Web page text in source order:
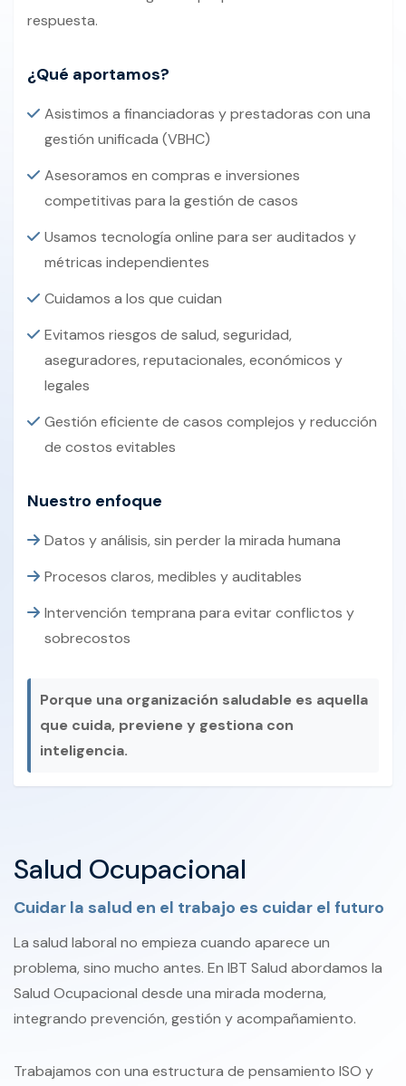
respuesta.
¿Qué aportamos?
Asistimos a financiadoras y prestadoras con una
gestión unificada (VBHC)
Asesoramos en compras e inversiones
competitivas para la gestión de casos
Usamos tecnología online para ser auditados y
métricas independientes
Cuidamos a los que cuidan
Evitamos riesgos de salud, seguridad,
aseguradores, reputacionales, económicos y
legales
Gestión eficiente de casos complejos y reducción
de costos evitables
Nuestro enfoque
Datos y análisis, sin perder la mirada humana
Procesos claros, medibles y auditables
Intervención temprana para evitar conflictos y
sobrecostos
Porque una organización saludable es aquella
que cuida, previene y gestiona con
inteligencia.
Salud Ocupacional
Cuidar la salud en el trabajo es cuidar el futuro
La salud laboral no empieza cuando aparece un
problema, sino mucho antes. En IBT Salud abordamos la
Salud Ocupacional desde una mirada moderna,
integrando prevención, gestión y acompañamiento.
Trabajamos con una estructura de pensamiento ISO y